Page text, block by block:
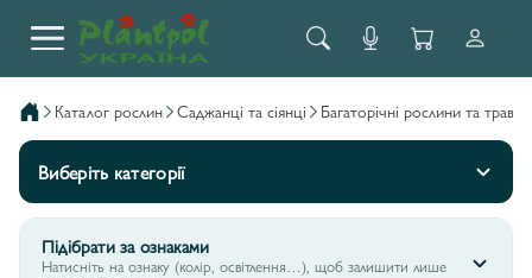
каталог рослин саджанці та сіянці багаторічні рослини та трави
Виберіть категорії
Підібрати за ознаками
Натисніть на ознаку (колір, освітлення…), щоб залишити лише